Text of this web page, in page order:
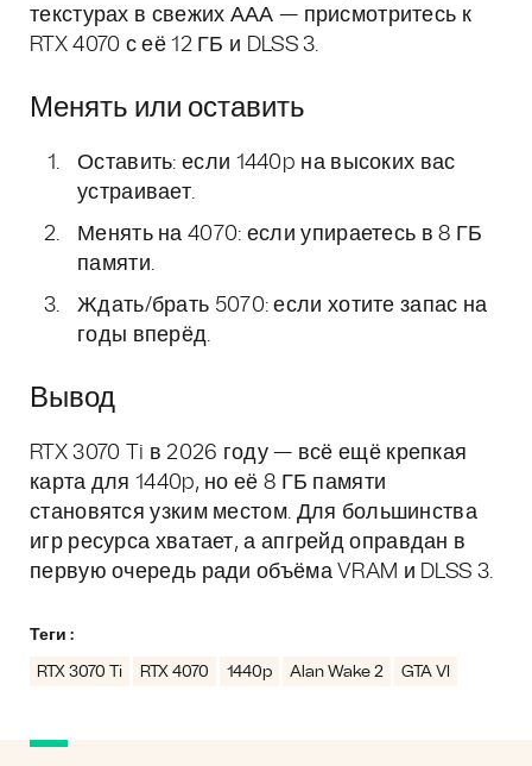
текстурах в свежих ААА — присмотритесь к
RTX 4070 с её 12 ГБ и DLSS 3.
Менять или оставить
Оставить: если 1440p на высоких вас
устраивает.
Менять на 4070: если упираетесь в 8 ГБ
памяти.
Ждать/брать 5070: если хотите запас на
годы вперёд.
Вывод
RTX 3070 Ti в 2026 году — всё ещё крепкая
карта для 1440p, но её 8 ГБ памяти
становятся узким местом. Для большинства
игр ресурса хватает, а апгрейд оправдан в
первую очередь ради объёма VRAM и DLSS 3.
Теги :
RTX 3070 Ti RTX 4070 1440p Alan Wake 2 GTA VI